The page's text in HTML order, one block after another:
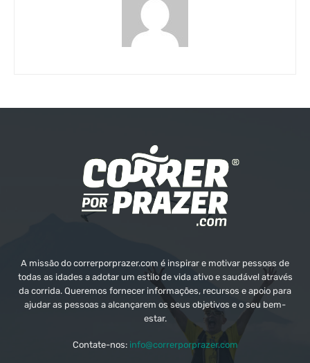
A missão do correrporprazer.com é inspirar e motivar pessoas de
todas as idades a adotar um estilo de vida ativo e saudável através
da corrida. Queremos fornecer informações, recursos e apoio para
ajudar as pessoas a alcançarem os seus objetivos e o seu bem-
estar.
Contate-nos: info@correrporprazer.com